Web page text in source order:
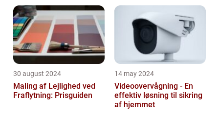
30 august 2024
Maling af Lejlighed ved
Fraflytning: Prisguiden
14 may 2024
Videoovervågning - En
effektiv løsning til sikring
af hjemmet